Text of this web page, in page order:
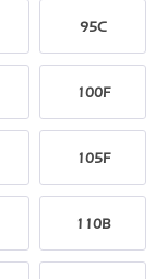
95C
100F
105F
110B